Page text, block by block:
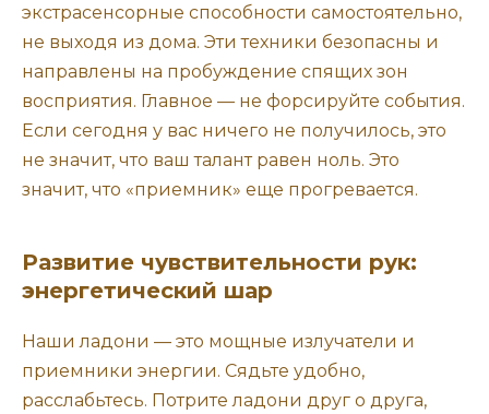
экстрасенсорные способности самостоятельно,
не выходя из дома. Эти техники безопасны и
направлены на пробуждение спящих зон
восприятия. Главное — не форсируйте события.
Если сегодня у вас ничего не получилось, это
не значит, что ваш талант равен ноль. Это
значит, что «приемник» еще прогревается.
Развитие чувствительности рук:
энергетический шар
Наши ладони — это мощные излучатели и
приемники энергии. Сядьте удобно,
расслабьтесь. Потрите ладони друг о друга,